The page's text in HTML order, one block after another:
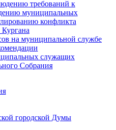
требований к
муниципальных
конфликта
на муниципальной службе
служащих
Cобрания
городской Думы